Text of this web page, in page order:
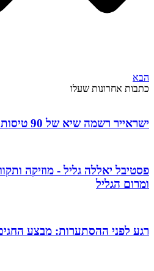
הבא
כתבות אחרונות שעלו
ישראייר רשמה שיא של 90 טיסות ביום אחד
פסטיבל יאללה גליל - מוזיקה
ומרום הגליל
רגע לפני ההסתערות: מבצע